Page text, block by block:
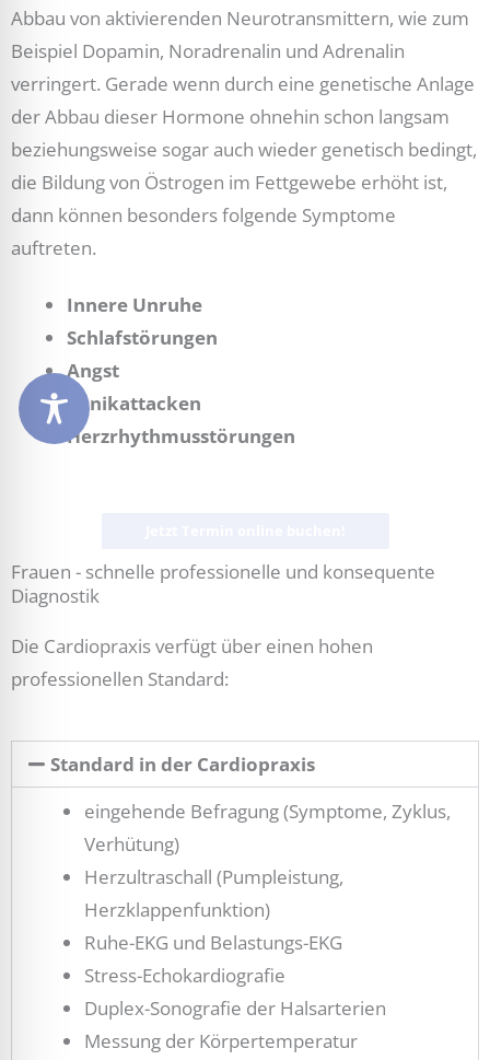
Abbau von aktivierenden Neurotransmittern, wie zum
Beispiel Dopamin, Noradrenalin und Adrenalin
verringert. Gerade wenn durch eine genetische Anlage
der Abbau dieser Hormone ohnehin schon langsam
beziehungsweise sogar auch wieder genetisch bedingt,
die Bildung von Östrogen im Fettgewebe erhöht ist,
dann können besonders folgende Symptome
auftreten.
Innere Unruhe
Schlafstörungen
Angst
Panikattacken
Herzrhythmusstörungen
Frauen - schnelle professionelle und konsequente
Diagnostik
Die Cardiopraxis verfügt über einen hohen
professionellen Standard:
Standard in der Cardiopraxis
eingehende Befragung (Symptome, Zyklus,
Verhütung)
Herzultraschall (Pumpleistung,
Herzklappenfunktion)
Ruhe-EKG und Belastungs-EKG
Stress-Echokardiografie
Duplex-Sonografie der Halsarterien
Messung der Körpertemperatur